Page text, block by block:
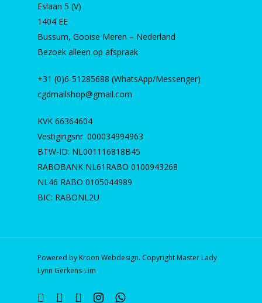
Eslaan 5 (V)
1404 EE
Bussum, Gooise Meren – Nederland
Bezoek alleen op afspraak
+31 (0)6-51285688 (WhatsApp/Messenger)
cgdmailshop@gmail.com
KVK 66364604
Vestigingsnr. 000034994963
BTW-ID: NL001116818B45
RABOBANK NL61RABO 0100943268
NL46 RABO 0105044989
BIC: RABONL2U
Powered by Kroon Webdesign. Copyright Master Lady
Lynn Gerkens-Lim
twitter facebooklinkedininstagramwhatsapp